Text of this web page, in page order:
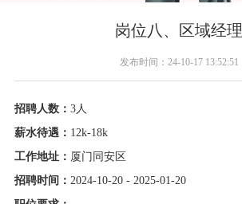
岗位八、区域经理
发布时间：24-10-17 13:52:51
招聘人数： 3人
薪水待遇： 12k-18k
工作地址： 厦门同安区
招聘时间： 2024-10-20 - 2025-01-20